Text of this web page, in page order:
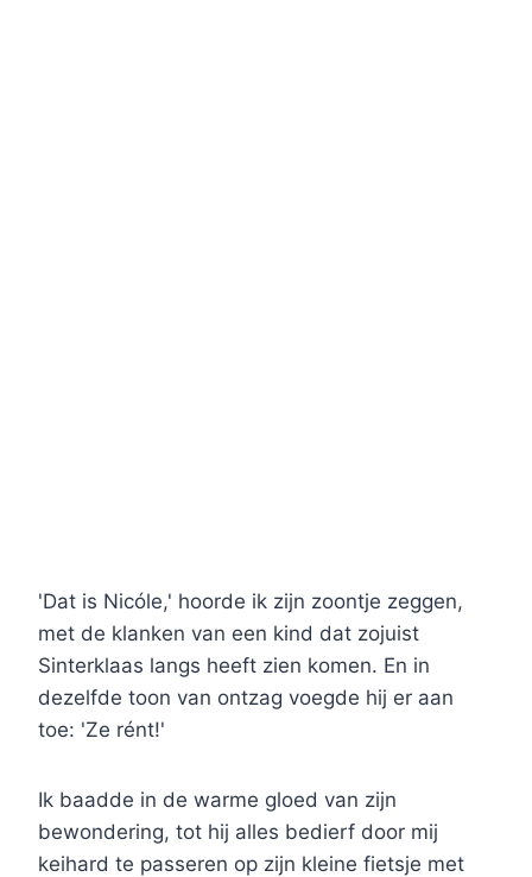
'Dat is Nicóle,' hoorde ik zijn zoontje zeggen,
met de klanken van een kind dat zojuist
Sinterklaas langs heeft zien komen. En in
dezelfde toon van ontzag voegde hij er aan
toe: 'Ze rént!'
Ik baadde in de warme gloed van zijn
bewondering, tot hij alles bedierf door mij
keihard te passeren op zijn kleine fietsje met